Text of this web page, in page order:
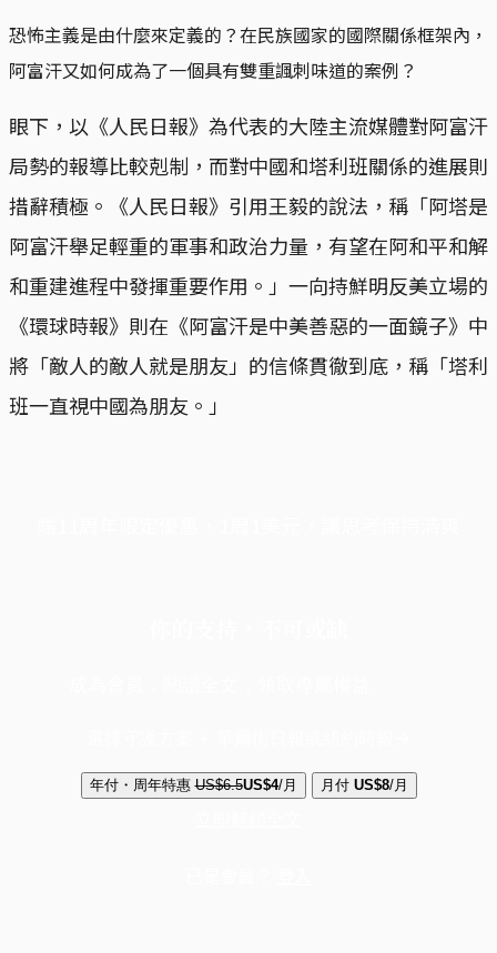
恐怖主義是由什麼來定義的？在民族國家的國際關係框架內，
阿富汗又如何成為了一個具有雙重諷刺味道的案例？
眼下，以《人民日報》為代表的大陸主流媒體對阿富汗
局勢的報導比較剋制，而對中國和塔利班關係的進展則
措辭積極。《人民日報》引用王毅的說法，稱「阿塔是
阿富汗舉足輕重的軍事和政治力量，有望在阿和平和解
和重建進程中發揮重要作用。」一向持鮮明反美立場的
《環球時報》則在《阿富汗是中美善惡的一面鏡子》中
將「敵人的敵人就是朋友」的信條貫徹到底，稱「塔利
班一直視中國為朋友。」
年付・周年特惠 US$6.5US$4/月 月付 US$8/月